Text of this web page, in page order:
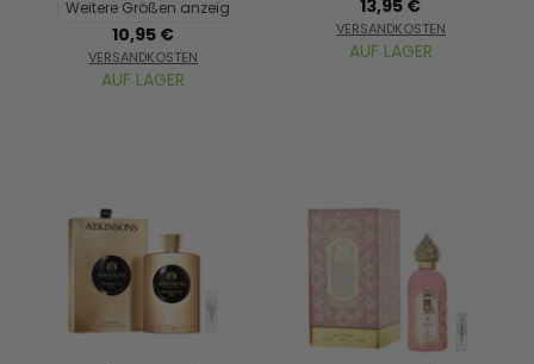
Weitere Größen anzeigen...
10,95 €
VERSANDKOSTEN
AUF LAGER
13,95 €
VERSANDKOSTEN
AUF LAGER